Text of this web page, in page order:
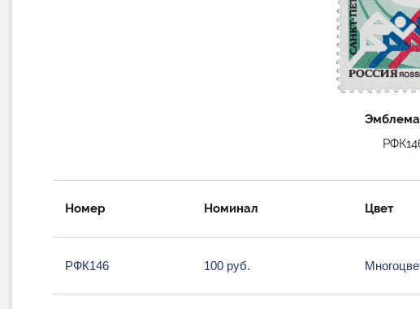
Эмблема
Номер Номинал Цвет
РФК146 100 руб.